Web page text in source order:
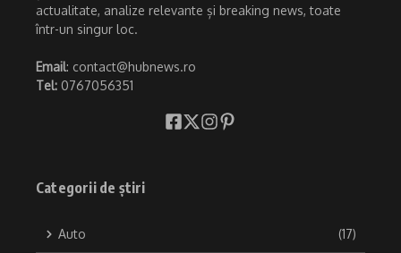
actualitate, analize relevante și breaking news, toate
într-un singur loc.
Email: contact@hubnews.ro
Tel: 0767056351
Categorii de știri
Auto (17)